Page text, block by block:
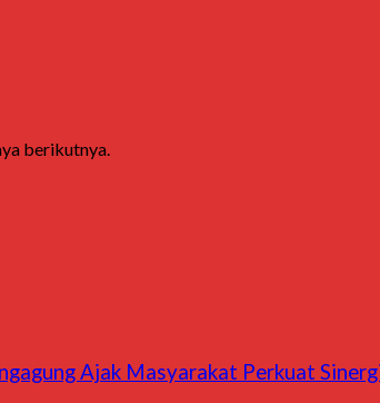
berikutnya.
Ajak Masyarakat Perkuat